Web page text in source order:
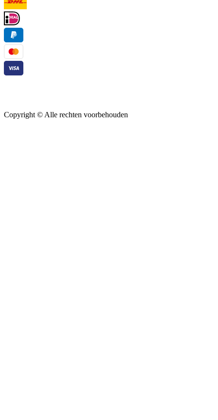
Copyright © Alle rechten voorbehouden